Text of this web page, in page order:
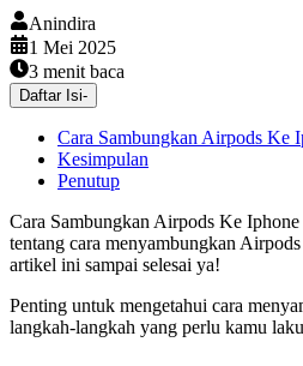
Anindira
1 Mei 2025
3 menit baca
Daftar Isi-
Cara Sambungkan Airpods Ke
Kesimpulan
Penutup
Cara Sambungkan Airpods Ke
tentang cara menyambungkan
artikel ini sampai selesai ya!
Penting untuk mengetahui cara
langkah-langkah yang perlu kamu